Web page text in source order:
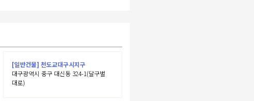
[일반건물] 천도교대구시지구
대구광역시 중구 대신동 324-1(달구벌
대로)